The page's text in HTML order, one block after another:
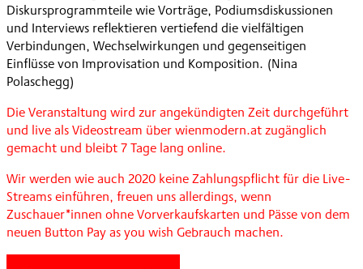
Diskursprogrammteile wie Vorträge, Podiumsdiskussionen
und Interviews reflektieren vertiefend die vielfältigen
Verbindungen, Wechselwirkungen und gegenseitigen
Einflüsse von Improvisation und Komposition. (Nina
Polaschegg)
Die Veranstaltung wird zur angekündigten Zeit durchgeführt
und live als Videostream über wienmodern.at zugänglich
gemacht und bleibt 7 Tage lang online.
Wir werden wie auch 2020 keine Zahlungspflicht für die Live-
Streams einführen, freuen uns allerdings, wenn
Zuschauer*innen ohne Vorverkaufskarten und Pässe von dem
neuen Button Pay as you wish Gebrauch machen.